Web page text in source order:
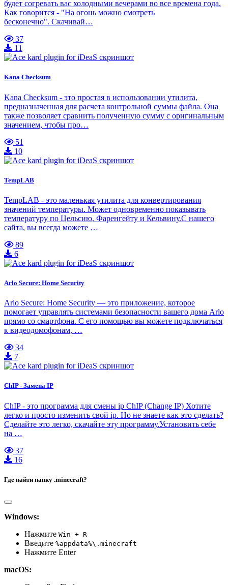
будет согревать вас холодными вечерами во все времена года.
Как говорится - "На огонь можно смотреть
бесконечно". Скачивай…
37
11
Kana Checksum
Kana Checksum - это простая в использовании утилита,
предназначенная для расчета контрольной суммы файла. Она
также позволяет сравнить полученную сумму с оригинальным
значением, чтобы про…
51
10
TempLAB
TempLAB - это маленькая утилита для конвертирования
значений температуры. Может одновременно показывать
температуру по Цельсию, Фаренгейту и Кельвину.С нашего
сайта, вы всегда можете …
89
6
Arlo Secure: Home Security
Arlo Secure: Home Security — это приложение, которое
помогает управлять системами безопасности вашего дома Arlo
прямо со смартфона. С его помощью вы можете подключаться
к видеодомофонам, …
34
7
ChIP - Замена IP
ChIP - это программа для смены ip ChIP (Change IP) Хотите
легко и просто изменить свой ip. Но не знаете как это сделать?
Сделайте это легко, скачайте эту программу.Установить себе
на …
37
16
Где найти папку .minecraft?
Windows:
Нажмите Win + R
Введите %appdata%\.minecraft
Нажмите Enter
macOS: